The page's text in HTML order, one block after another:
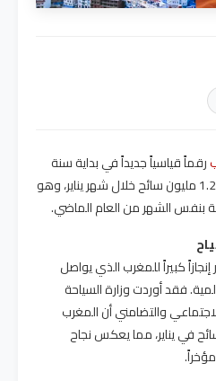
رقماً قياسياً جديداً في بداية سنة
2025، حيث استقبلت المملكة 1.2 مليون سائح خلال شهر يناير، وهو
.
كبيراً للمغرب الذي يواصل
فقد أوردت وزارة السياحة
والتضامني أن المغرب
في يناير، مما يعكس نجاح
.